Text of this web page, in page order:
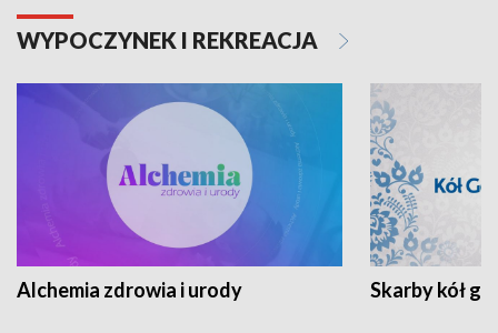
WYPOCZYNEK I REKREACJA
Alchemia zdrowia i urody Skarby kół